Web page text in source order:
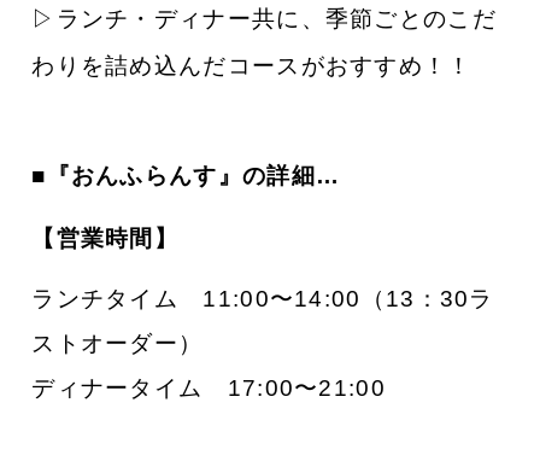
▷ランチ・ディナー共に、季節ごとのこだ
わりを詰め込んだコースがおすすめ！！
■『おんふらんす』の詳細…
【 営業時間】
ランチタイム 11:00〜14:00（13：30ラ
ストオーダー）
ディナータイム 17:00〜21:00